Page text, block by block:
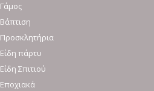
Γάμος
Βάπτιση
Προσκλητήρια
Είδη πάρτυ
Είδη Σπιτιού
Εποχιακά